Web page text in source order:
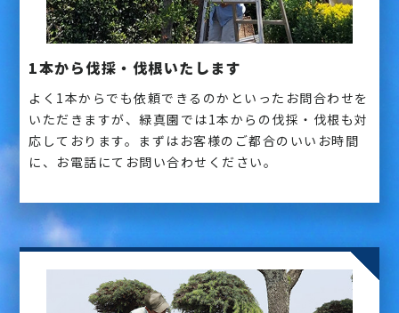
1本から伐採・伐根いたします
よく1本からでも依頼できるのかといったお問合わせを
いただきますが、緑真園では1本からの伐採・伐根も対
応しております。まずはお客様のご都合のいいお時間
に、お電話にてお問い合わせください。